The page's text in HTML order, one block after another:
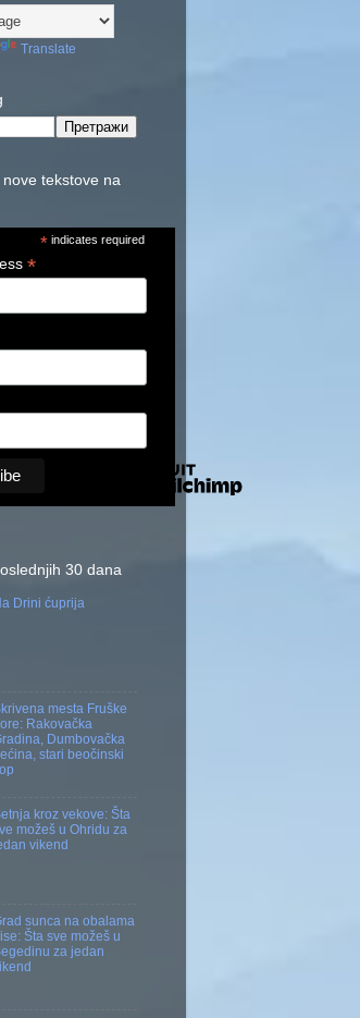
Translate
tekstove na
*indicates required
*
30 dana
Drini ćuprija
mesta Fruške
Rakovačka
Dumbovačka
stari beočinski
kroz vekove: Šta
možeš u Ohridu za
vikend
sunca na obalama
Šta sve možeš u
za jedan